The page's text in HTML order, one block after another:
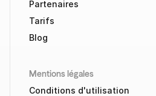
Partenaires
Tarifs
Blog
Mentions légales
Conditions d'utilisation